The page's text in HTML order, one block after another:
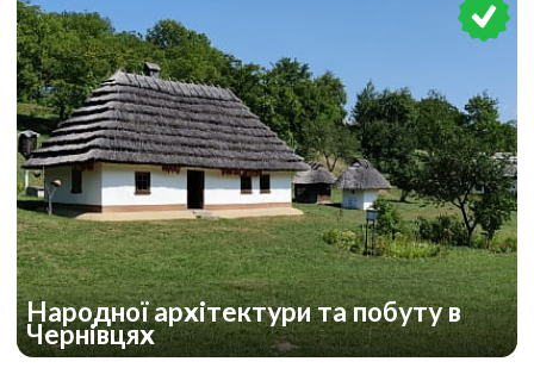
Народної архітектури та побуту в
Чернівцях